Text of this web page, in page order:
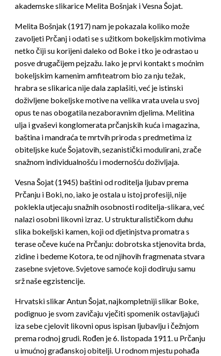
akademske slikarice Melita Bošnjak i Vesna Šojat.
Melita Bošnjak (1917) nam je pokazala koliko može
zavoljeti Prčanj i odati se s užitkom bokeljskim motivima
netko čiji su korijeni daleko od Boke i tko je odrastao u
posve drugačijem pejzažu. Iako je prvi kontakt s moćnim
bokeljskim kamenim amfiteatrom bio za nju težak,
hrabra se slikarica nije dala zaplašiti, već je istinski
doživljene bokeljske motive na velika vrata uvela u svoj
opus te nas obogatila nezaboravnim djelima. Melitina
ulja i gvaševi konglomerata prčanjskih kuća i magazina,
baština i mandraća te mrtvih priroda s predmetima iz
obiteljske kuće Šojatovih, sezanistički modulirani, zrače
snažnom individualnošću i modernošću doživljaja.
Vesna Šojat (1945) baštini od roditelja ljubav prema
Prčanju i Boki, no, iako je ostala u istoj profesiji, nije
poklekla utjecaju snažnih osobnosti roditelja-slikara, već
nalazi osobni likovni izraz. U strukturalističkom duhu
slika bokeljski kamen, koji od djetinjstva promatra s
terase očeve kuće na Prčanju: dobrotska stjenovita brda,
zidine i bedeme Kotora, te od njihovih fragmenata stvara
zasebne svjetove. Svjetove samoće koji dodiruju samu
srž naše egzistencije.
Hrvatski slikar Antun Šojat, najkompletniji slikar Boke,
podignuo je svom zavičaju vječiti spomenik ostavljajući
iza sebe cjelovit likovni opus ispisan ljubavlju i čežnjom
prema rodnoj grudi. Rođen je 6. listopada 1911. u Prčanju
u imućnoj građanskoj obitelji. U rodnom mjestu pohađa